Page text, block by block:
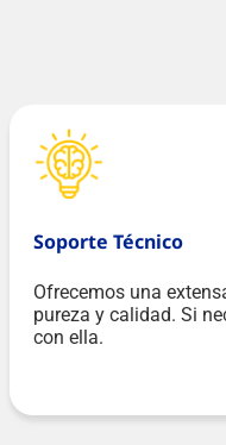
Soporte Técnico
Ofrecemos una
pureza y calidad. Si
con ella.